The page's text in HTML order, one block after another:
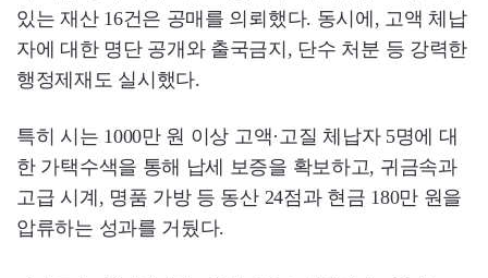
있는 재산 16건은 공매를 의뢰했다. 동시에, 고액 체납
자에 대한 명단 공개와 출국금지, 단수 처분 등 강력한
행정제재도 실시했다.
특히 시는 1000만 원 이상 고액·고질 체납자 5명에 대
한 가택수색을 통해 납세 보증을 확보하고, 귀금속과
고급 시계, 명품 가방 등 동산 24점과 현금 180만 원을
압류하는 성과를 거뒀다.